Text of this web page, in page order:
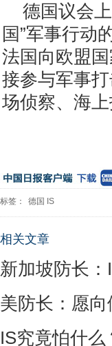
德国议会
国”军事行动
法国向欧盟
接参与军事
场侦察、海上
标签： 德国 IS
相关文章
新加坡防长
美防长：愿
IS究竟怕什